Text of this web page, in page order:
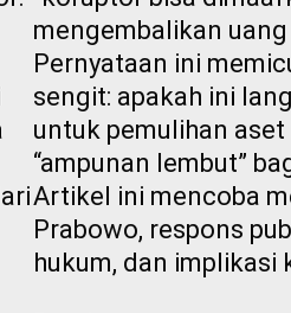
mengembalikan uang
Pernyataan ini
sengit: apakah ini
untuk pemulihan
“ampunan lembut”
Artikel ini mencoba
Prabowo, respons
hukum, dan implikasi